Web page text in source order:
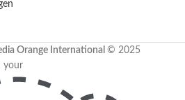
Orange International © 2025
your